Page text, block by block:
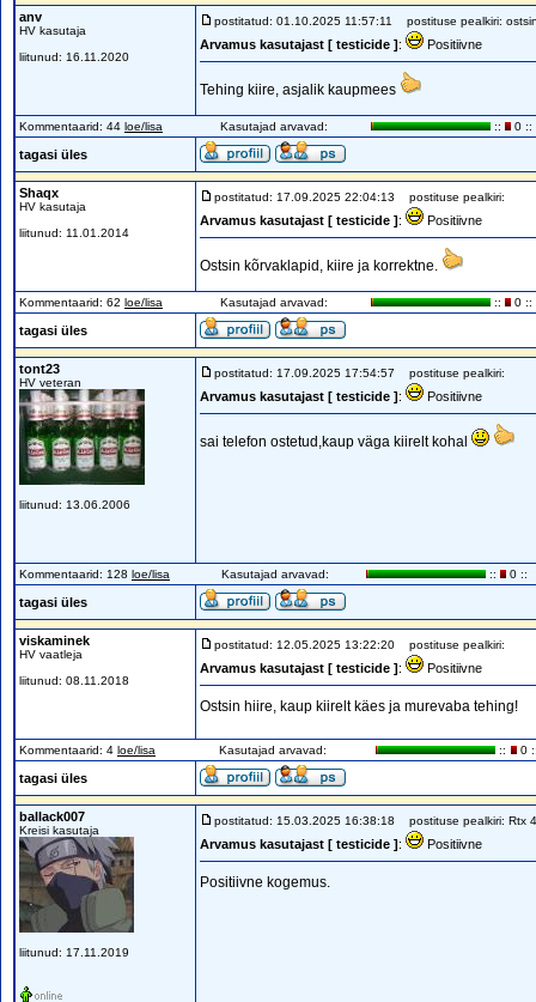
anv
HV kasutaja
liitunud: 16.11.2020
postitatud: 01.10.2025 11:57:11 postituse pealkiri:
Arvamus kasutajast [ testicide ]: Positiivne
Tehing kiire, asjalik kaupmees
Kommentaarid: 44 loe/lisa Kasutajad arvavad: :: 0 ::
tagasi üles
Shaqx
HV kasutaja
liitunud: 11.01.2014
postitatud: 17.09.2025 22:04:13 postituse pealkiri:
Arvamus kasutajast [ testicide ]: Positiivne
Ostsin kõrvaklapid, kiire ja korrektne.
Kommentaarid: 62 loe/lisa Kasutajad arvavad: :: 0 ::
tagasi üles
tont23
HV veteran
liitunud: 13.06.2006
postitatud: 17.09.2025 17:54:57 postituse pealkiri:
Arvamus kasutajast [ testicide ]: Positiivne
sai telefon ostetud,kaup väga kiirelt kohal
Kommentaarid: 128 loe/lisa Kasutajad arvavad: :: 0 ::
tagasi üles
viskaminek
HV vaatleja
liitunud: 08.11.2018
postitatud: 12.05.2025 13:22:20 postituse pealkiri:
Arvamus kasutajast [ testicide ]: Positiivne
Ostsin hiire, kaup kiirelt käes ja murevaba tehing!
Kommentaarid: 4 loe/lisa Kasutajad arvavad: :: 0
tagasi üles
ballack007
Kreisi kasutaja
liitunud: 17.11.2019
postitatud: 15.03.2025 16:38:18 postituse pealkiri: Rtx
Arvamus kasutajast [ testicide ]: Positiivne
Positiivne kogemus.